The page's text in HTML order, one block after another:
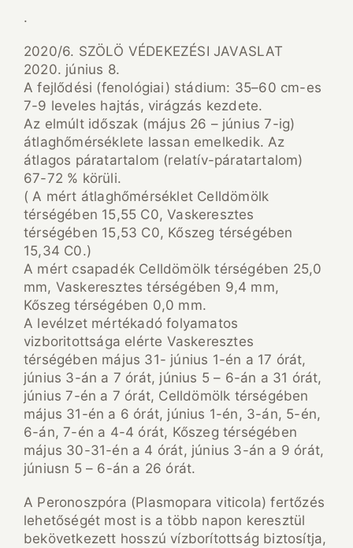
.
2020/6. SZÖLÖ VÉDEKEZÉSI JAVASLAT
2020. június 8.
A fejlődési (fenológiai) stádium: 35–60 cm-es
7-9 leveles hajtás, virágzás kezdete.
Az elmúlt időszak (május 26 – június 7-ig)
átlaghőmérséklete lassan emelkedik. Az
átlagos páratartalom (relatív-páratartalom)
67-72 % körüli.
( A mért átlaghőmérséklet Celldömölk
térségében 15,55 C0, Vaskeresztes
térségében 15,53 C0, Kőszeg térségében
15,34 C0.)
A mért csapadék Celldömölk térségében 25,0
mm, Vaskeresztes térségében 9,4 mm,
Kőszeg térségében 0,0 mm.
A levélzet mértékadó folyamatos
vizboritottsága elérte Vaskeresztes
térségében május 31- június 1-én a 17 órát,
június 3-án a 7 órát, június 5 – 6-án a 31 órát,
június 7-én a 7 órát, Celldömölk térségében
május 31-én a 6 órát, június 1-én, 3-án, 5-én,
6-án, 7-én a 4-4 órát, Kőszeg térségében
május 30-31-én a 4 órát, június 3-án a 9 órát,
júniusn 5 – 6-án a 26 órát.
A Peronoszpóra (Plasmopara viticola) fertőzés
lehetőségét most is a több napon keresztül
bekövetkezett hosszú vízborítottság biztosítja,